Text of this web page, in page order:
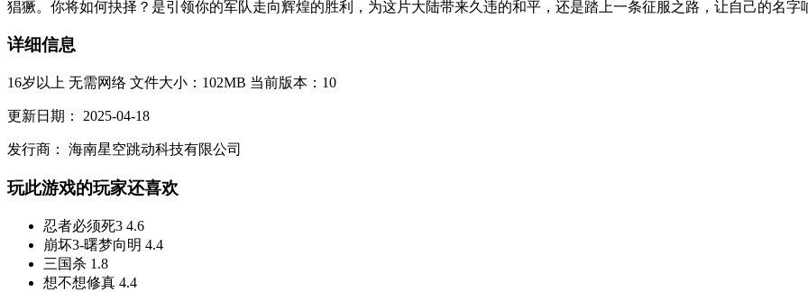
猖獗。你将如何抉择？是引领你的军队走向辉煌的胜利，为这片大陆带来久违的和平，还是踏上一条征服之路，让自己的名字
详细信息
16岁以上 无需网络 文件大小：102MB 当前版本：10
更新日期： 2025-04-18
发行商： 海南星空跳动科技有限公司
玩此游戏的玩家还喜欢
忍者必须死3 4.6
崩坏3-曙梦向明 4.4
三国杀 1.8
想不想修真 4.4